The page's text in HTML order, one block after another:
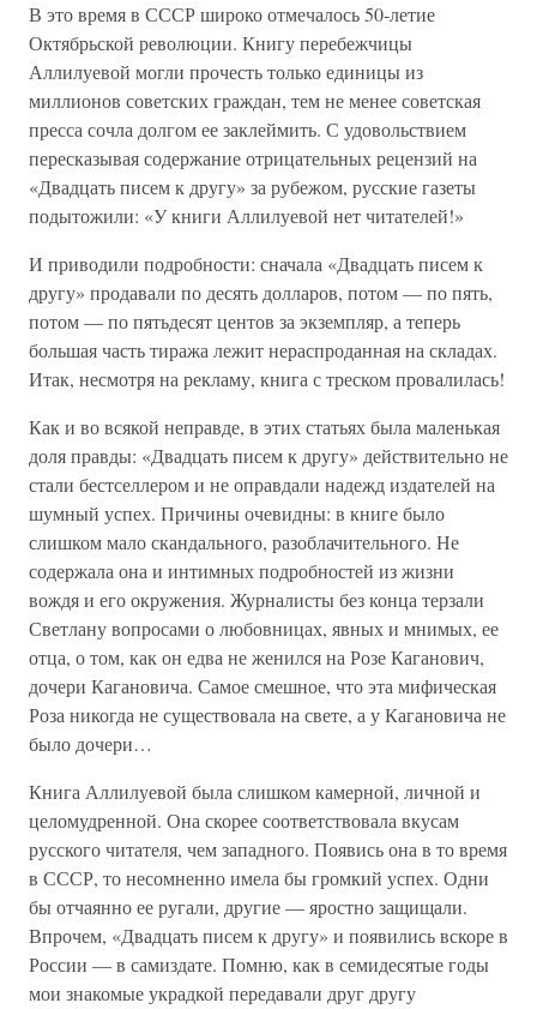
В это время в СССР широко отмечалось 50-летие
Октябрьской революции. Книгу перебежчицы
Аллилуевой могли прочесть только единицы из
миллионов советских граждан, тем не менее советская
пресса сочла долгом ее заклеймить. С удовольствием
пересказывая содержание отрицательных рецензий на
«Двадцать писем к другу» за рубежом, русские газеты
подытожили: «У книги Аллилуевой нет читателей!»
И приводили подробности: сначала «Двадцать писем к
другу» продавали по десять долларов, потом — по пять,
потом — по пятьдесят центов за экземпляр, а теперь
большая часть тиража лежит нераспроданная на складах.
Итак, несмотря на рекламу, книга с треском провалилась!
Как и во всякой неправде, в этих статьях была маленькая
доля правды: «Двадцать писем к другу» действительно не
стали бестселлером и не оправдали надежд издателей на
шумный успех. Причины очевидны: в книге было
слишком мало скандального, разоблачительного. Не
содержала она и интимных подробностей из жизни
вождя и его окружения. Журналисты без конца терзали
Светлану вопросами о любовницах, явных и мнимых, ее
отца, о том, как он едва не женился на Розе Каганович,
дочери Кагановича. Самое смешное, что эта мифическая
Роза никогда не существовала на свете, а у Кагановича не
было дочери…
Книга Аллилуевой была слишком камерной, личной и
целомудренной. Она скорее соответствовала вкусам
русского читателя, чем западного. Появись она в то время
в СССР, то несомненно имела бы громкий успех. Одни
бы отчаянно ее ругали, другие — яростно защищали.
Впрочем, «Двадцать писем к другу» и появились вскоре в
России — в самиздате. Помню, как в семидесятые годы
мои знакомые украдкой передавали друг другу